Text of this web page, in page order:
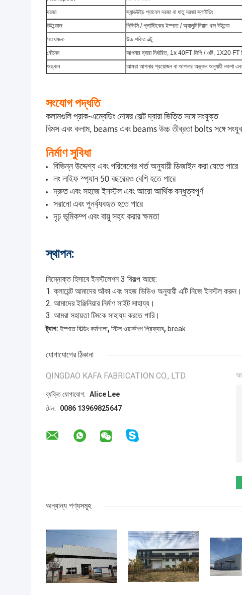
দরজা
স্যান্ডউইচ প্যানেল দরজা বা ধাতু দরজা স্লাইডিং
উইন্ডোজ
পিভিসি / প্লাস্টিকের ইস্পাত / অ্যালুমিনিয়াম খাদ উইন্ডো
সংযোজক
উচ্চ শক্তি বল্টু
বোঁচকা
আপনার দ্বারা নির্ধারিত, 1x 40FT জিপি / ওটি, 1X20
অঙ্কন
আমরা আপনার প্রয়োজন বা আপনার অঙ্কন অনুযায়ী নকশা
সংযোগ পদ্ধতি
কলামগুলি প্রাক-এম্বেডিং নোঙ্গর বোল্ট দ্বারা ভিত্তি সঙ্গে সংযুক্ত
বিমস এবং কলাম, beams এবং beams উচ্চ তীব্রতা bolts সঙ্গে
নির্মাণ সুবিধা
বিভিন্ন উদ্দেশ্য এবং পরিবেশের শর্ত অনুযায়ী ডিজাইন করা যেতে পারে
লং লাইফ স্প্যান 50 বছরেরও বেশি হতে পারে
দ্রুত এবং সহজে ইনস্টল এবং আরো আর্থিক বন্ধুত্বপূর্ণ
সরানো এবং পুনর্ব্যবহৃত হতে পারে
দৃঢ় ভূমিকম্প এবং বায়ু সহ্য করার ক্ষমতা
স্থাপন:
নিম্নোক্ত হিসাবে ইনস্টলেশন 3 বিকল্প আছে:
1. ক্লায়েন্ট আমাদের আঁকা এবং সহজ ভিডিও অনুযায়ী এটি নিজে ইনস্টল করুন।
2. আমাদের ইঞ্জিনিয়ার নির্মাণ সাইট সাহায্য।
3. আমরা সহায়তা টিমকে সাহায্য করতে পারি।
ট্যাগ: ইস্পাত বিল্ডিং কর্মশালা, স্টিল ওয়ার্কশপ প্রিফ্যাব, break
যোগাযোগের ঠিকানা
QINGDAO KAFA FABRICATION CO., LTD.
ব্যক্তি যোগাযোগ: Alice Lee
টেল:
0086 13969825647
অন্যান্য পণ্যসমূহ